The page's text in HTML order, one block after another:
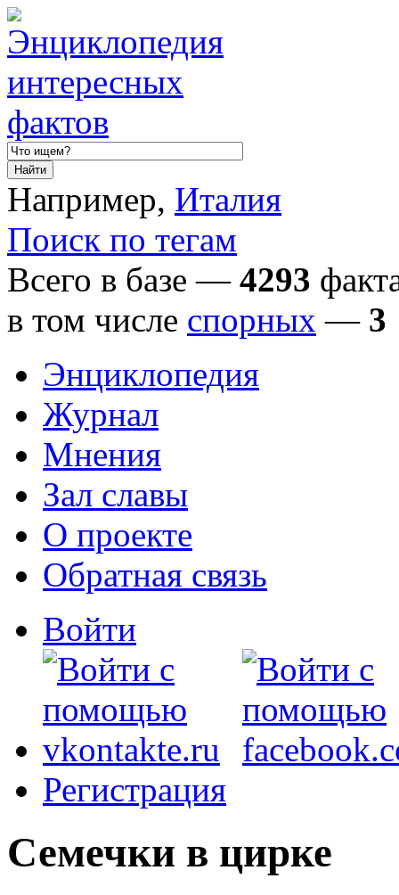
Например, Италия
Поиск по тегам
Всего в базе — 4293
в том числе спорных — 3
Энциклопедия
Журнал
Мнения
Зал славы
О проекте
Обратная связь
Войти
Регистрация
Семечки в цирке